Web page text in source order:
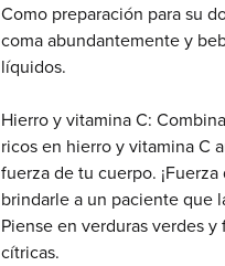
Como preparación para su
coma abundantemente y
líquidos.
Hierro y vitamina C:
ricos en hierro y vitamina C
fuerza de tu cuerpo.
brindarle a un paciente que
Piense en verduras verdes y
cítricas.